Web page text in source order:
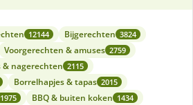
12144 Bijgerechten 3824
Voorgerechten & amuses 2759
& nagerechten 2115
Borrelhapjes & tapas 2015
1975 BBQ & buiten koken 1434